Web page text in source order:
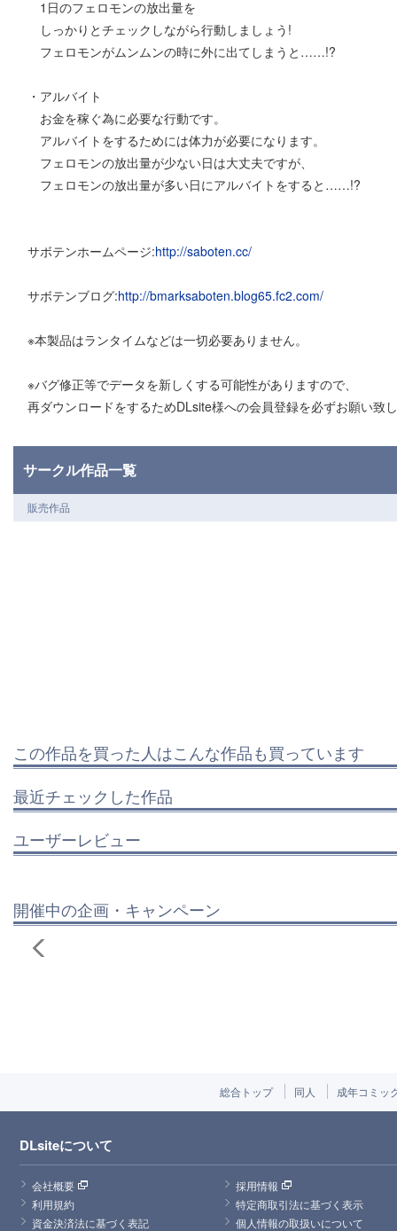
1日のフェロモンの放出量を
しっかりとチェックしながら行動しましょう!
フェロモンがムンムンの時に外に出てしまうと……!?
・アルバイト
お金を稼ぐ為に必要な行動です。
アルバイトをするためには体力が必要になります。
フェロモンの放出量が少ない日は大丈夫ですが、
フェロモンの放出量が多い日にアルバイトをすると……!?
サボテンホームページ:http://saboten.cc/
サボテンブログ:http://bmarksaboten.blog65.fc2.com/
※本製品はランタイムなどは一切必要ありません。
※バグ修正等でデータを新しくする可能性がありますので、
再ダウンロードをするためDLsite様への会員登録を必ずお願い致
サークル作品一覧
販売作品
この作品を買った人はこんな作品も買っています
最近チェックした作品
ユーザーレビュー
開催中の企画・キャンペーン
総合トップ 同人 成年コミッ
DLsiteについて
会社概要
採用情報
利用規約
特定商取引法に基づく表示
資金決済法に基づく表記
個人情報の取扱いについて